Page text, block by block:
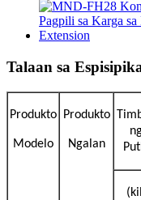
Talaan sa
Produkto
Modelo
Produkto
Ngalan